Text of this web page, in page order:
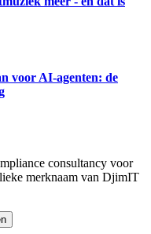
voor AI-agenten: de
consultancy voor
merknaam van DjimIT